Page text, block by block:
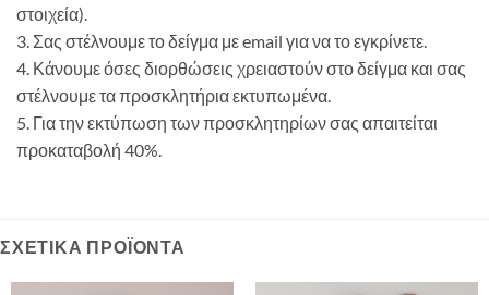
στοιχεία).
3. Σας στέλνουμε το δείγμα με email για να το εγκρίνετε.
4. Κάνουμε όσες διορθώσεις χρειαστούν στο δείγμα και σας
στέλνουμε τα προσκλητήρια εκτυπωμένα.
5. Για την εκτύπωση των προσκλητηρίων σας απαιτείται
προκαταβολή 40%.
ΣΧΕΤΙΚΆ ΠΡΟΪΌΝΤΑ